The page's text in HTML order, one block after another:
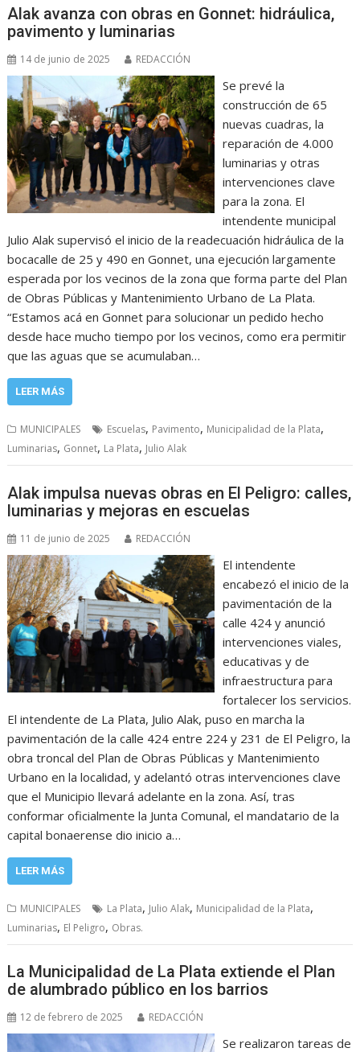
Alak avanza con obras en Gonnet: hidráulica,
pavimento y luminarias
14 de junio de 2025 REDACCIÓN
Se prevé la
construcción de 65
nuevas cuadras, la
reparación de 4.000
luminarias y otras
intervenciones clave
para la zona. El
intendente municipal
Julio Alak supervisó el inicio de la readecuación hidráulica de la
bocacalle de 25 y 490 en Gonnet, una ejecución largamente
esperada por los vecinos de la zona que forma parte del Plan
de Obras Públicas y Mantenimiento Urbano de La Plata.
“Estamos acá en Gonnet para solucionar un pedido hecho
desde hace mucho tiempo por los vecinos, como era permitir
que las aguas que se acumulaban…
LEER MÁS
MUNICIPALES Escuelas, Pavimento, Municipalidad de la Plata,
Luminarias, Gonnet, La Plata, Julio Alak
Alak impulsa nuevas obras en El Peligro: calles,
luminarias y mejoras en escuelas
11 de junio de 2025 REDACCIÓN
El intendente
encabezó el inicio de la
pavimentación de la
calle 424 y anunció
intervenciones viales,
educativas y de
infraestructura para
fortalecer los servicios.
El intendente de La Plata, Julio Alak, puso en marcha la
pavimentación de la calle 424 entre 224 y 231 de El Peligro, la
obra troncal del Plan de Obras Públicas y Mantenimiento
Urbano en la localidad, y adelantó otras intervenciones clave
que el Municipio llevará adelante en la zona. Así, tras
conformar oficialmente la Junta Comunal, el mandatario de la
capital bonaerense dio inicio a…
LEER MÁS
MUNICIPALES La Plata, Julio Alak, Municipalidad de la Plata,
Luminarias, El Peligro, Obras.
La Municipalidad de La Plata extiende el Plan
de alumbrado público en los barrios
12 de febrero de 2025 REDACCIÓN
Se realizaron tareas de